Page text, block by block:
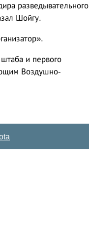
разведывательного
Шойгу.
и первого
Воздушно-